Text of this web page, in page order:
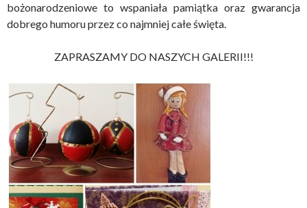
bożonarodzeniowe to wspaniała pamiątka oraz gwarancja
dobrego humoru przez co najmniej całe święta.
ZAPRASZAMY DO NASZYCH GALERII!!!